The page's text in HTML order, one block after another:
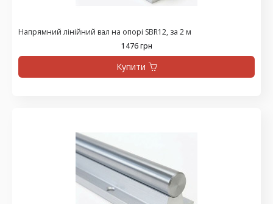
Напрямний лінійний вал на опорі SBR12, за 2 м
1476 грн
Купити